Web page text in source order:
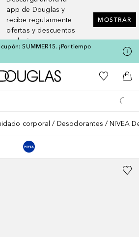
app de Douglas y
recibe regularmente
ofertas y descuentos
exclusivos
MOSTRAR
SUMMER15. ¡Por tiempo
A Douglas HomeMi lista de
A
corporal Desodorantes NIVEA